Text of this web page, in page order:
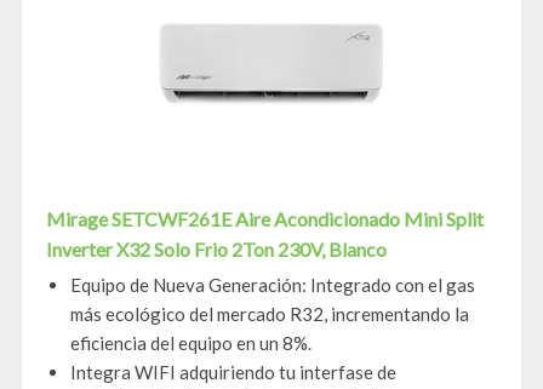
Mirage SETCWF261E Aire Acondicionado Mini Split
Inverter X32 Solo Frio 2Ton 230V, Blanco
Equipo de Nueva Generación: Integrado con el gas
más ecológico del mercado R32, incrementando la
eficiencia del equipo en un 8%.
Integra WIFI adquiriendo tu interfase de